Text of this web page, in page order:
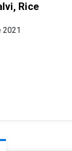
Rice
2021